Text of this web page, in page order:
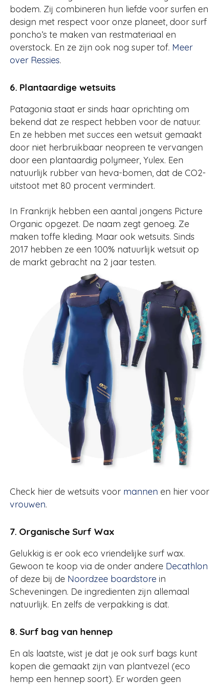
bodem. Zij combineren hun liefde voor surfen en
design met respect voor onze planeet, door surf
poncho’s te maken van restmateriaal en
overstock. En ze zijn ook nog super tof. Meer
over Ressies.
6. Plantaardige wetsuits
Patagonia staat er sinds haar oprichting om
bekend dat ze respect hebben voor de natuur.
En ze hebben met succes een wetsuit gemaakt
door niet herbruikbaar neopreen te vervangen
door een plantaardig polymeer, Yulex. Een
natuurlijk rubber van heva-bomen, dat de CO2-
uitstoot met 80 procent vermindert.
In Frankrijk hebben een aantal jongens Picture
Organic opgezet. De naam zegt genoeg. Ze
maken toffe kleding. Maar ook wetsuits. Sinds
2017 hebben ze een 100% natuurlijk wetsuit op
de markt gebracht na 2 jaar testen.
Check hier de wetsuits voor mannen en hier voor
vrouwen.
7. Organische Surf Wax
Gelukkig is er ook eco vriendelijke surf wax.
Gewoon te koop via de onder andere Decathlon
of deze bij de Noordzee boardstore in
Scheveningen. De ingredienten zijn allemaal
natuurlijk. En zelfs de verpakking is dat.
8. Surf bag van hennep
En als laatste, wist je dat je ook surf bags kunt
kopen die gemaakt zijn van plantvezel (eco
hemp een hennep soort). Er worden geen